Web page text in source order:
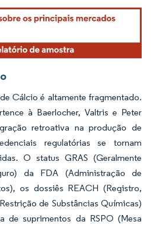
reuso requer atribuição conforme CC BY 4.0.
Cálcio é altamente fragmentado.
à Baerlocher, Valtris e Peter
retroativa na produção de
regulatórias se tornam
O status GRAS (Geralmente
da FDA (Administração de
os dossiês REACH (Registro,
de Substâncias Químicas)
de suprimentos da RSPO (Mesa